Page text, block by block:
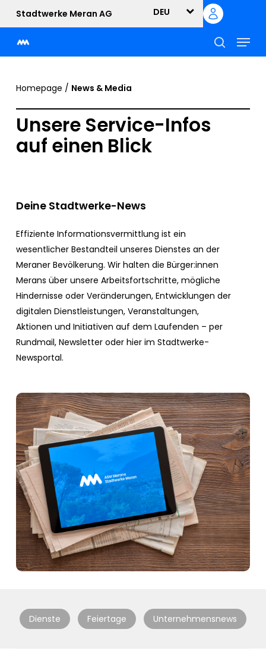
main
content
Stadtwerke Meran AG DEU
suche
Menu
Homepage / News & Media
Unsere Service-Infos
auf einen Blick
Deine Stadtwerke-News
Effiziente Informationsvermittlung ist ein
wesentlicher Bestandteil unseres Dienstes an der
Meraner Bevölkerung. Wir halten die Bürger:innen
Merans über unsere Arbeitsfortschritte, mögliche
Hindernisse oder Veränderungen, Entwicklungen der
digitalen Dienstleistungen, Veranstaltungen,
Aktionen und Initiativen auf dem Laufenden – per
Rundmail, Newsletter oder hier im Stadtwerke-
Newsportal.
Dienste Feiertage Unternehmensnews